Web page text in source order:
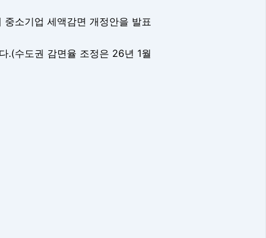
소기업 세액감면 개정안을 발표
.(수도권 감면율 조정은 26년 1월